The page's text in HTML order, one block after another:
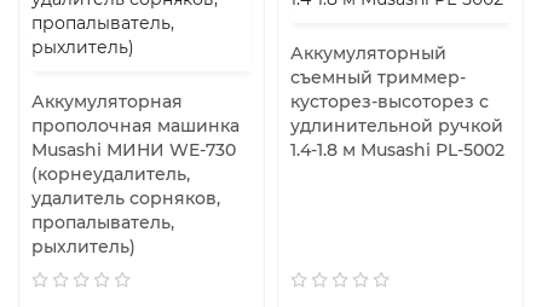
Аккумуляторная
прополочная машинка
Musashi МИНИ WE-730
(корнеудалитель,
удалитель сорняков,
пропалыватель,
рыхлитель)
Аккумуляторный
съемный триммер-
кусторез-высоторез с
удлинительной ручкой
1.4-1.8 м Musashi PL-5002